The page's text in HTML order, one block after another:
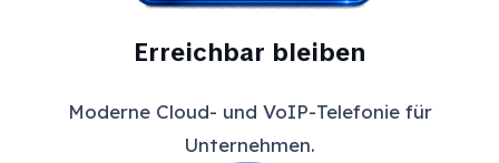
Erreichbar bleiben
Moderne Cloud- und VoIP-Telefonie für
Unternehmen.